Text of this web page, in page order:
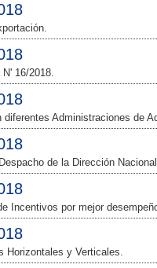
16/2018.
Administraciones de
de la Dirección
Incentivos por mejor
Horizontales y Verticales.